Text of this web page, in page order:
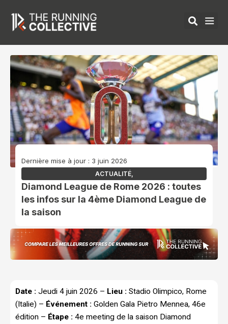
contenu
Dernière mise à jour : 3 juin 2026
ACTUALITÉ,
Diamond League de Rome 2026 : toutes
les infos sur la 4ème Diamond League de
la saison
Date : Jeudi 4 juin 2026 – Lieu : Stadio Olimpico, Rome
(Italie) – Événement : Golden Gala Pietro Mennea, 46e
édition – Étape : 4e meeting de la saison Diamond